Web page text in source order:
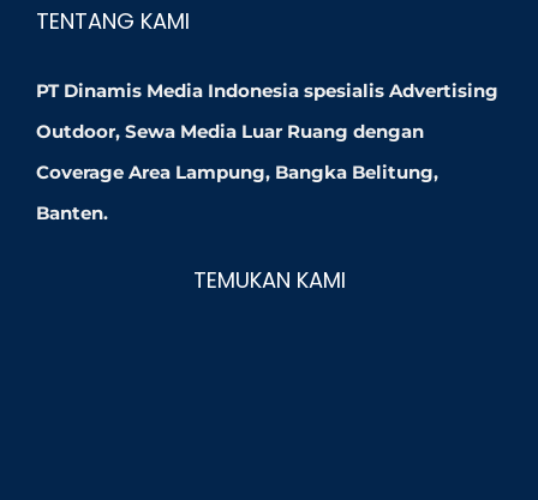
TENTANG KAMI
PT Dinamis Media Indonesia spesialis Advertising
Outdoor, Sewa Media Luar Ruang dengan
Coverage Area Lampung, Bangka Belitung,
Banten.
TEMUKAN KAMI